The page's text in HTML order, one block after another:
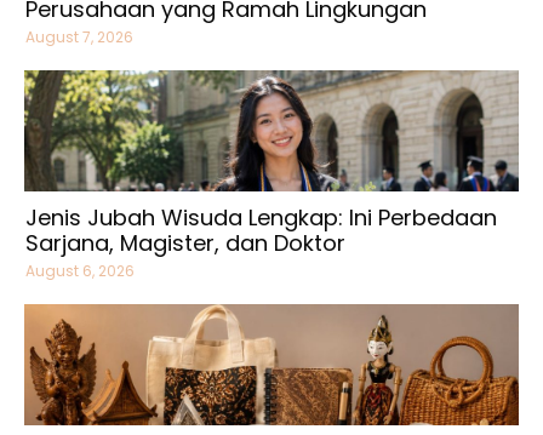
Perusahaan yang Ramah Lingkungan
August 7, 2026
Jenis Jubah Wisuda Lengkap: Ini Perbedaan
Sarjana, Magister, dan Doktor
August 6, 2026